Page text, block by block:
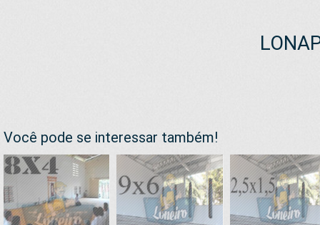
Você pode se interessar também!